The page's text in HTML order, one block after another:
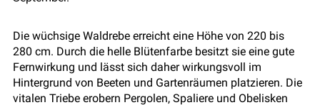
Die wüchsige Waldrebe erreicht eine Höhe von 220 bis
280 cm. Durch die helle Blütenfarbe besitzt sie eine gute
Fernwirkung und lässt sich daher wirkungsvoll im
Hintergrund von Beeten und Gartenräumen platzieren. Die
vitalen Triebe erobern Pergolen, Spaliere und Obelisken